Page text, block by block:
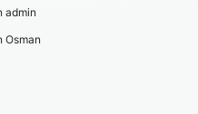
admin
Osman